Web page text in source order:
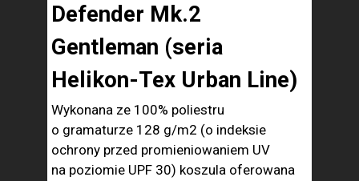
Defender Mk.2
Gentleman (seria
Helikon-Tex Urban Line)
Wykonana ze 100% poliestru
o gramaturze 128 g/m2 (o indeksie
ochrony przed promieniowaniem UV
na poziomie UPF 30) koszula oferowana